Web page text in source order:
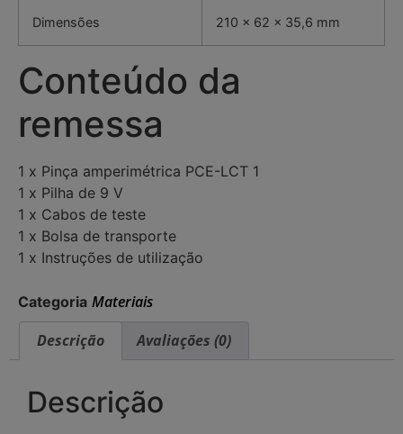
Dimensões 210 x 62 x 35,6 mm
Conteúdo da
remessa
1 x Pinça amperimétrica PCE-LCT 1
1 x Pilha de 9 V
1 x Cabos de teste
1 x Bolsa de transporte
1 x Instruções de utilização
Categoria Materiais
Descrição
Avaliações (0)
Descrição